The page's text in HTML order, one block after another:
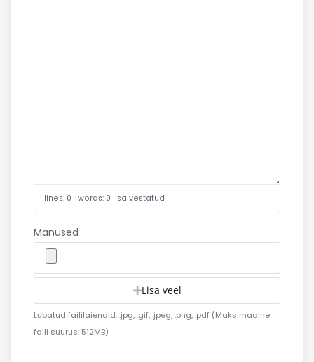
lines: 0 words: 0 salvestatud
Manused
Lisa veel
Lubatud faililaiendid: .jpg, .gif, .jpeg, .png, .pdf (Maksimaalne
faili suurus: 512MB)